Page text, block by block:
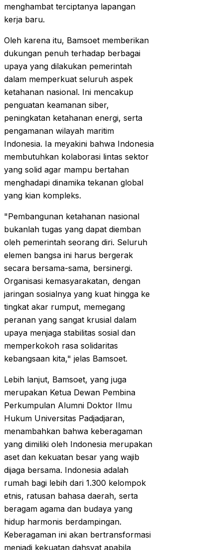
menghambat terciptanya lapangan
kerja baru.
Oleh karena itu, Bamsoet memberikan
dukungan penuh terhadap berbagai
upaya yang dilakukan pemerintah
dalam memperkuat seluruh aspek
ketahanan nasional. Ini mencakup
penguatan keamanan siber,
peningkatan ketahanan energi, serta
pengamanan wilayah maritim
Indonesia. Ia meyakini bahwa Indonesia
membutuhkan kolaborasi lintas sektor
yang solid agar mampu bertahan
menghadapi dinamika tekanan global
yang kian kompleks.
"Pembangunan ketahanan nasional
bukanlah tugas yang dapat diemban
oleh pemerintah seorang diri. Seluruh
elemen bangsa ini harus bergerak
secara bersama-sama, bersinergi.
Organisasi kemasyarakatan, dengan
jaringan sosialnya yang kuat hingga ke
tingkat akar rumput, memegang
peranan yang sangat krusial dalam
upaya menjaga stabilitas sosial dan
memperkokoh rasa solidaritas
kebangsaan kita," jelas Bamsoet.
Lebih lanjut, Bamsoet, yang juga
merupakan Ketua Dewan Pembina
Perkumpulan Alumni Doktor Ilmu
Hukum Universitas Padjadjaran,
menambahkan bahwa keberagaman
yang dimiliki oleh Indonesia merupakan
aset dan kekuatan besar yang wajib
dijaga bersama. Indonesia adalah
rumah bagi lebih dari 1.300 kelompok
etnis, ratusan bahasa daerah, serta
beragam agama dan budaya yang
hidup harmonis berdampingan.
Keberagaman ini akan bertransformasi
menjadi kekuatan dahsyat apabila